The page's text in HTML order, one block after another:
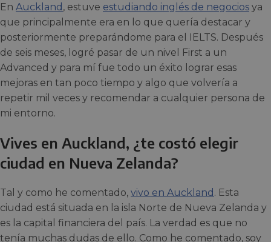
En Auckland , estuve estudiando inglés de negocios ya
que principalmente era en lo que quería destacar y
posteriormente preparándome para el IELTS. Después
de seis meses, logré pasar de un nivel First a un
Advanced y para mí fue todo un éxito lograr esas
mejoras en tan poco tiempo y algo que volvería a
repetir mil veces y recomendar a cualquier persona de
mi entorno.
Vives en Auckland, ¿te costó elegir
ciudad en Nueva Zelanda?
Tal y como he comentado, vivo en Auckland . Esta
ciudad está situada en la isla Norte de Nueva Zelanda y
es la capital financiera del país. La verdad es que no
tenía muchas dudas de ello. Como he comentado, soy